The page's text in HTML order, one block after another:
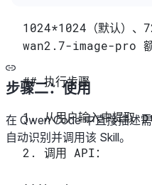
1024*1024（默认）、
wan2.7-image-pro 额
## 执行步骤
1. 从用户输入中提取
2. 调用 API：
步骤二：使用
在 Qwen Code 中直接描述
自动识别并调用该 Skill。